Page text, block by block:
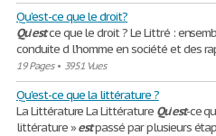
Qu'est-ce que le droit?
Qu’estce que le droit ? Le Littré :
conduite d l’homme en société et des
19 Pages• 3951 Vues
Qu'est-ce que la littérature ?
La Littérature La Littérature Qu’est-ce
littérature »estpassé par plusieurs